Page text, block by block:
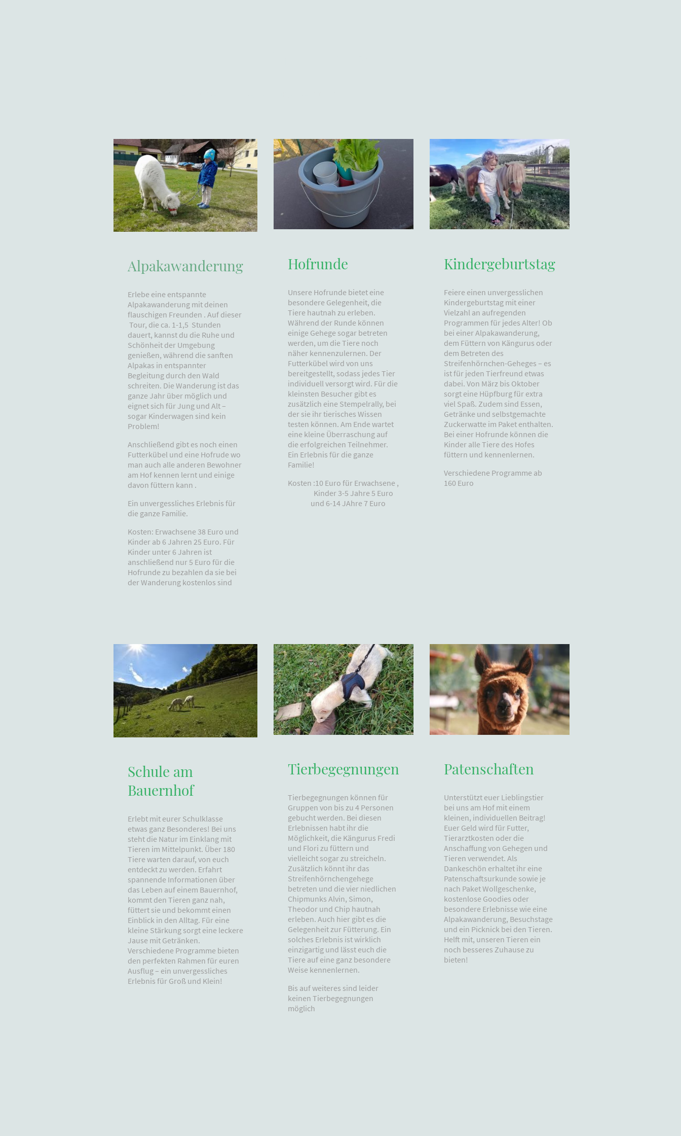
Alpakawanderung
Erlebe eine entspannte
Alpakawanderung mit deinen
flauschigen Freunden . Auf dieser
Tour, die ca. 1-1,5 Stunden
dauert, kannst du die Ruhe und
Schönheit der Umgebung
genießen, während die sanften
Alpakas in entspannter
Begleitung durch den Wald
schreiten. Die Wanderung ist das
ganze Jahr über möglich und
eignet sich für Jung und Alt –
sogar Kinderwagen sind kein
Problem!
Anschließend gibt es noch einen
Futterkübel und eine Hofrude wo
man auch alle anderen Bewohner
am Hof kennen lernt und einige
davon füttern kann .
Ein unvergessliches Erlebnis für
die ganze Familie.
Kosten: Erwachsene 38 Euro und
Kinder ab 6 Jahren 25 Euro. Für
Kinder unter 6 Jahren ist
anschließend nur 5 Euro für die
Hofrunde zu bezahlen da sie bei
der Wanderung kostenlos sind
Hofrunde
Unsere Hofrunde bietet eine
besondere Gelegenheit, die
Tiere hautnah zu erleben.
Während der Runde können
einige Gehege sogar betreten
werden, um die Tiere noch
näher kennenzulernen. Der
Futterkübel wird von uns
bereitgestellt, sodass jedes Tier
individuell versorgt wird. Für die
kleinsten Besucher gibt es
zusätzlich eine Stempelrally, bei
der sie ihr tierisches Wissen
testen können. Am Ende wartet
eine kleine Überraschung auf
die erfolgreichen Teilnehmer.
Ein Erlebnis für die ganze
Familie!
Kosten :10 Euro für Erwachsene ,
Kinder 3-5 Jahre 5 Euro
und 6-14 JAhre 7 Euro
Kindergeburtstag
Feiere einen unvergesslichen
Kindergeburtstag mit einer
Vielzahl an aufregenden
Programmen für jedes Alter! Ob
bei einer Alpakawanderung,
dem Füttern von Kängurus oder
dem Betreten des
Streifenhörnchen-Geheges – es
ist für jeden Tierfreund etwas
dabei. Von März bis Oktober
sorgt eine Hüpfburg für extra
viel Spaß. Zudem sind Essen,
Getränke und selbstgemachte
Zuckerwatte im Paket enthalten.
Bei einer Hofrunde können die
Kinder alle Tiere des Hofes
füttern und kennenlernen.
Verschiedene Programme ab
160 Euro
Schule am
Bauernhof
Erlebt mit eurer Schulklasse
etwas ganz Besonderes! Bei uns
steht die Natur im Einklang mit
Tieren im Mittelpunkt. Über 180
Tiere warten darauf, von euch
entdeckt zu werden. Erfahrt
spannende Informationen über
das Leben auf einem Bauernhof,
kommt den Tieren ganz nah,
füttert sie und bekommt einen
Einblick in den Alltag. Für eine
kleine Stärkung sorgt eine leckere
Jause mit Getränken.
Verschiedene Programme bieten
den perfekten Rahmen für euren
Ausflug – ein unvergessliches
Erlebnis für Groß und Klein!
Tierbegegnungen
Tierbegegnungen können für
Gruppen von bis zu 4 Personen
gebucht werden. Bei diesen
Erlebnissen habt ihr die
Möglichkeit, die Kängurus Fredi
und Flori zu füttern und
vielleicht sogar zu streicheln.
Zusätzlich könnt ihr das
Streifenhörnchengehege
betreten und die vier niedlichen
Chipmunks Alvin, Simon,
Theodor und Chip hautnah
erleben. Auch hier gibt es die
Gelegenheit zur Fütterung. Ein
solches Erlebnis ist wirklich
einzigartig und lässt euch die
Tiere auf eine ganz besondere
Weise kennenlernen.
Bis auf weiteres sind leider
keinen Tierbegegnungen
möglich
Patenschaften
Unterstützt euer Lieblingstier
bei uns am Hof mit einem
kleinen, individuellen Beitrag!
Euer Geld wird für Futter,
Tierarztkosten oder die
Anschaffung von Gehegen und
Tieren verwendet. Als
Dankeschön erhaltet ihr eine
Patenschaftsurkunde sowie je
nach Paket Wollgeschenke,
kostenlose Goodies oder
besondere Erlebnisse wie eine
Alpakawanderung, Besuchstage
und ein Picknick bei den Tieren.
Helft mit, unseren Tieren ein
noch besseres Zuhause zu
bieten!